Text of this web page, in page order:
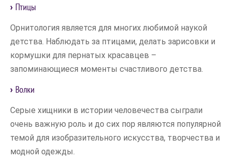
Птицы
Орнитология является для многих любимой наукой
детства. Наблюдать за птицами, делать зарисовки и
кормушки для пернатых красавцев –
запоминающиеся моменты счастливого детства.
Волки
Серые хищники в истории человечества сыграли
очень важную роль и до сих пор являются популярной
темой для изобразительного искусства, творчества и
модной одежды.